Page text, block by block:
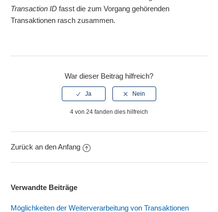
Transaction ID fasst die zum Vorgang gehörenden
Transaktionen rasch zusammen.
War dieser Beitrag hilfreich?
4 von 24 fanden dies hilfreich
Zurück an den Anfang
Verwandte Beiträge
Möglichkeiten der Weiterverarbeitung von Transaktionen